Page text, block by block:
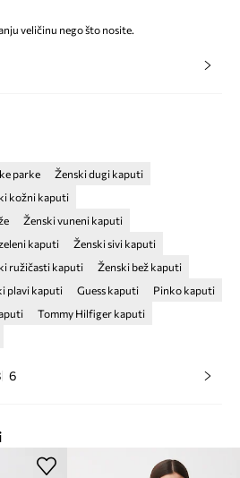
veličinu nego što nosite.
parke
Ženski dugi kaputi
kožni kaputi
Ženski vuneni kaputi
kaputi
Ženski sivi kaputi
ružičasti kaputi
Ženski bež kaputi
plavi kaputi Guess kaputi
Pinko kaputi
Tommy Hilfiger kaputi
6